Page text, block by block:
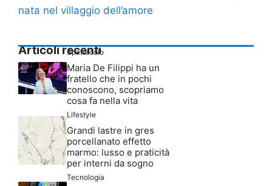
nata nel villaggio dell’amore
Articoli recenti
Spettacolo
Maria De Filippi ha un
fratello che in pochi
conoscono, scopriamo
cosa fa nella vita
Lifestyle
Grandi lastre in gres
porcellanato effetto
marmo: lusso e praticità
per interni da sogno
Tecnologia